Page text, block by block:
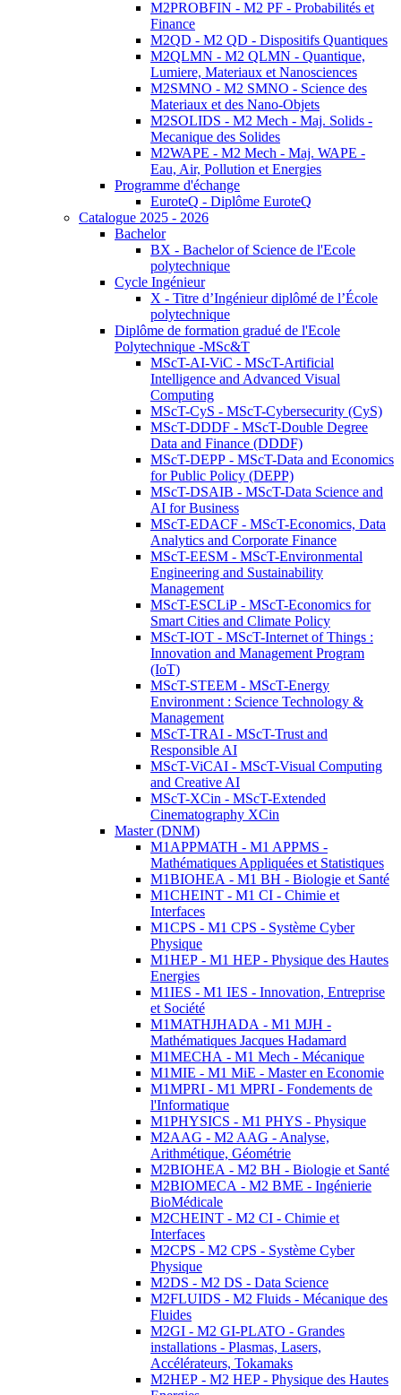
M2PROBFIN - M2 PF - Probabilités et
Finance
M2QD - M2 QD - Dispositifs Quantiques
M2QLMN - M2 QLMN - Quantique,
Lumiere, Materiaux et Nanosciences
M2SMNO - M2 SMNO - Science des
Materiaux et des Nano-Objets
M2SOLIDS - M2 Mech - Maj. Solids -
Mecanique des Solides
M2WAPE - M2 Mech - Maj. WAPE -
Eau, Air, Pollution et Energies
Programme d'échange
EuroteQ - Diplôme EuroteQ
Catalogue 2025 - 2026
Bachelor
BX - Bachelor of Science de l'Ecole
polytechnique
Cycle Ingénieur
X - Titre d’Ingénieur diplômé de l’École
polytechnique
Diplôme de formation gradué de l'Ecole
Polytechnique -MSc&T
MScT-AI-ViC - MScT-Artificial
Intelligence and Advanced Visual
Computing
MScT-CyS - MScT-Cybersecurity (CyS)
MScT-DDDF - MScT-Double Degree
Data and Finance (DDDF)
MScT-DEPP - MScT-Data and Economics
for Public Policy (DEPP)
MScT-DSAIB - MScT-Data Science and
AI for Business
MScT-EDACF - MScT-Economics, Data
Analytics and Corporate Finance
MScT-EESM - MScT-Environmental
Engineering and Sustainability
Management
MScT-ESCLiP - MScT-Economics for
Smart Cities and Climate Policy
MScT-IOT - MScT-Internet of Things :
Innovation and Management Program
(IoT)
MScT-STEEM - MScT-Energy
Environment : Science Technology &
Management
MScT-TRAI - MScT-Trust and
Responsible AI
MScT-ViCAI - MScT-Visual Computing
and Creative AI
MScT-XCin - MScT-Extended
Cinematography XCin
Master (DNM)
M1APPMATH - M1 APPMS -
Mathématiques Appliquées et Statistiques
M1BIOHEA - M1 BH - Biologie et Santé
M1CHEINT - M1 CI - Chimie et
Interfaces
M1CPS - M1 CPS - Système Cyber
Physique
M1HEP - M1 HEP - Physique des Hautes
Energies
M1IES - M1 IES - Innovation, Entreprise
et Société
M1MATHJHADA - M1 MJH -
Mathématiques Jacques Hadamard
M1MECHA - M1 Mech - Mécanique
M1MIE - M1 MiE - Master en Economie
M1MPRI - M1 MPRI - Fondements de
l'Informatique
M1PHYSICS - M1 PHYS - Physique
M2AAG - M2 AAG - Analyse,
Arithmétique, Géométrie
M2BIOHEA - M2 BH - Biologie et Santé
M2BIOMECA - M2 BME - Ingénierie
BioMédicale
M2CHEINT - M2 CI - Chimie et
Interfaces
M2CPS - M2 CPS - Système Cyber
Physique
M2DS - M2 DS - Data Science
M2FLUIDS - M2 Fluids - Mécanique des
Fluides
M2GI - M2 GI-PLATO - Grandes
installations - Plasmas, Lasers,
Accélérateurs, Tokamaks
M2HEP - M2 HEP - Physique des Hautes